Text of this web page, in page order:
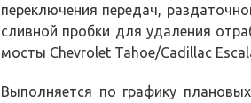
переключения передач,
сливной пробки для удаления
мосты Chevrolet Tahoe/Cadillac
Выполняется по графику